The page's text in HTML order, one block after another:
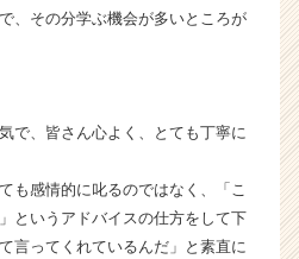
、その分学ぶ機会が多いところが
で、皆さん心よく、とても丁寧に
も感情的に叱るのではなく、「こ
というアドバイスの仕方をして下
言ってくれているんだ」と素直に